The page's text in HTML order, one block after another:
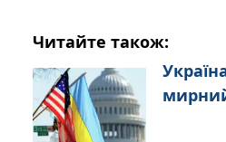
Читайте також: